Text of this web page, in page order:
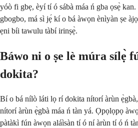
yóò fi gbẹ, èyí tí ó sábà máa ń gba ọsẹ̀
gbogbo, má sì jẹ́ kí o bá àwọn ènìyàn ṣe
ẹni bíi tawulu tàbí irinṣẹ̀.
Báwo ni o ṣe lè múra sílẹ̀
dokita?
Bí o bá nílò láti lọ rí dokita nítorí àrùn
nítorí àrùn ẹ̀gbà máa ń tàn yá. Ọpọlọpọ
pàtàkì fún àwọn aláìsàn tí ó ní àrùn tí ó ń